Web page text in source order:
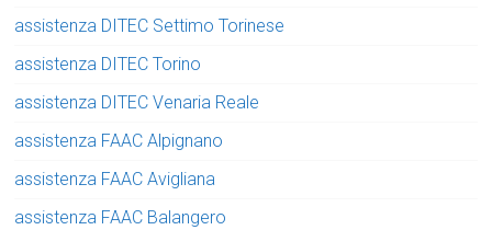
assistenza DITEC Settimo Torinese
assistenza DITEC Torino
assistenza DITEC Venaria Reale
assistenza FAAC Alpignano
assistenza FAAC Avigliana
assistenza FAAC Balangero